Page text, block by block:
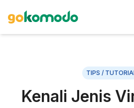
TIPS /
Kenali Jenis